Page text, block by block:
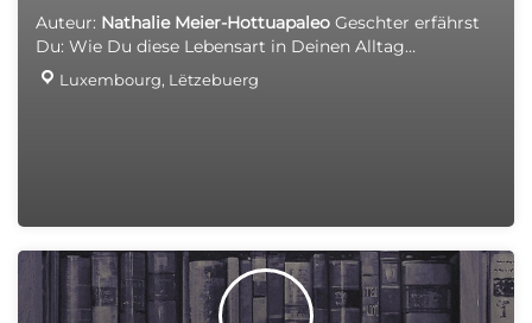
Luxemburgerin jede einzelne Textzeile ab.
Auteur: Nathalie Meier-Hottuapaleo Geschter erfährst
Du: Wie Du diese Lebensart in Deinen Alltag
integrieren kannst. Wie Du sie mit Deinen sozialen
Verpflichtungen in Einklang bringen kannst. Wie Du
Luxembourg, Lëtzebuerg